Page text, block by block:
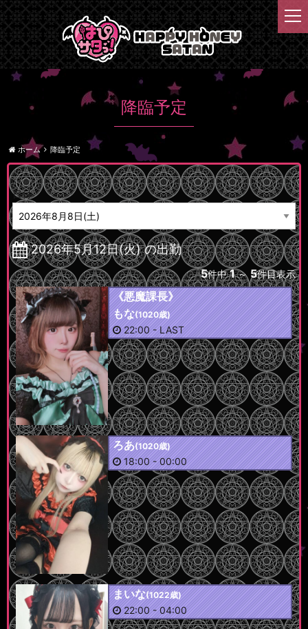
降臨予定
ホーム 降臨予定
日付
2026年5月12日(火) の出勤
5件中1～ 5件目表示
《悪魔課長》
もな(1020歳)
22:00-LAST
ろあ(1020歳)
18:00-00:00
まいな(1022歳)
22:00-04:00
t
o
e
n
i
g
a
t
i
o
n